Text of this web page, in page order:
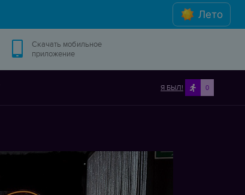
Лето
Скачать мобильное
приложение
Я БЫЛ! 0